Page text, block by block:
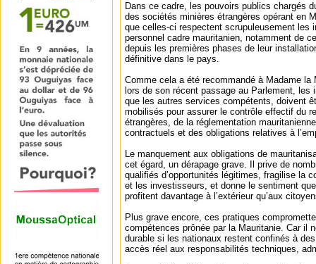
Dans ce cadre, les pouvoirs publics chargés
des sociétés minières étrangères opérant en
que celles-ci respectent scrupuleusement les
personnel cadre mauritanien, notamment de
depuis les premières phases de leur
définitive dans le pays.
Comme cela a été recommandé à Madame la
lors de son récent passage au Parlement, les
que les autres services compétents, doivent
mobilisés pour assurer le contrôle effectif du
étrangères, de la réglementation
contractuels et des obligations relatives à
Le manquement aux obligations de
cet égard, un dérapage grave. Il prive de
qualifiés d’opportunités légitimes, fragilise la
et les investisseurs, et donne le sentiment
profitent davantage à l’extérieur qu’aux
Plus grave encore, ces pratiques
compétences prônée par la Mauritanie. Car il
durable si les nationaux restent confinés à
accès réel aux responsabilités techniques,